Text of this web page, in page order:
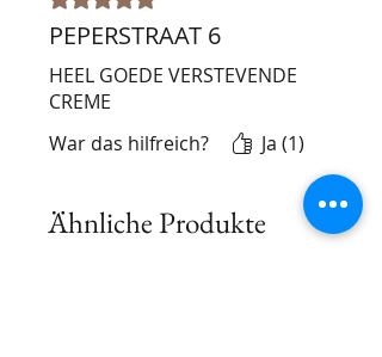
PEPERSTRAAT 6
HEEL GOEDE VERSTEVENDE
CREME
War das hilfreich?
Ja (1)
Ähnliche Produkte